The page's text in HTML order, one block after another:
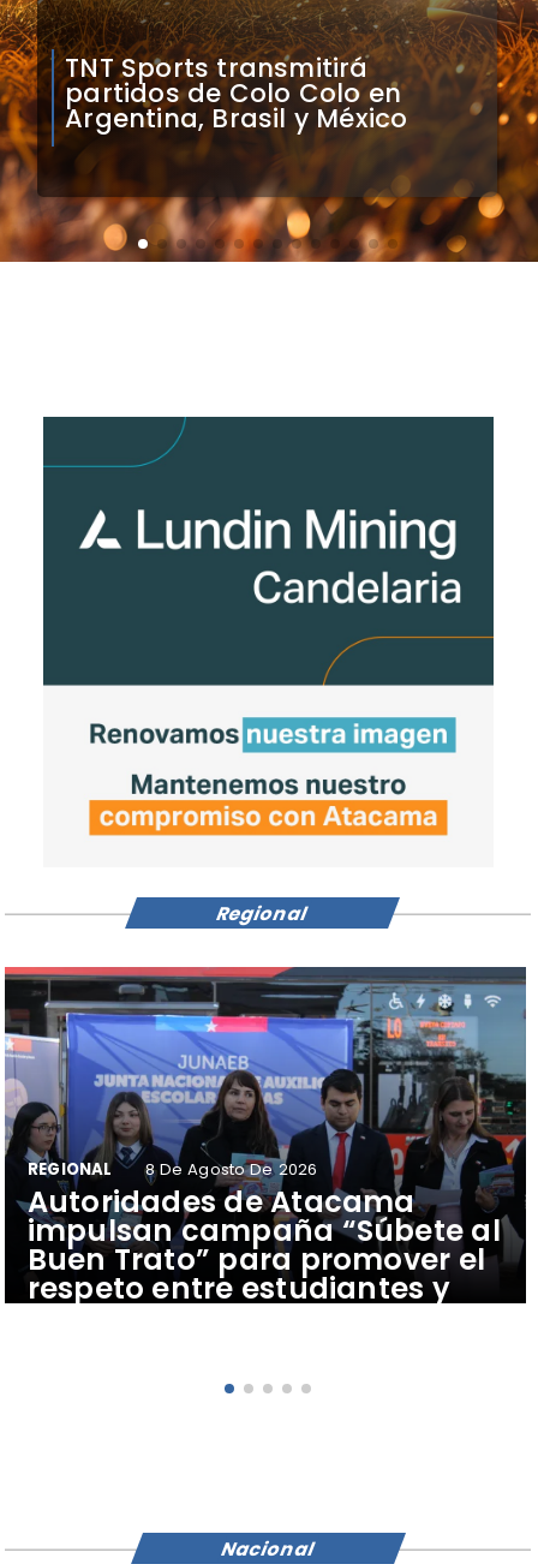
Mauricio Pinilla compara a
Colo Colo con Real Madrid de
Sudamérica
Autoridades de Atacama
impulsan campaña “Súbete al
Buen Trato” para promover el
respeto entre estudiantes y
conductores del transporte
REGIONAL 8 De Agosto De 2026
Regional
Nacional